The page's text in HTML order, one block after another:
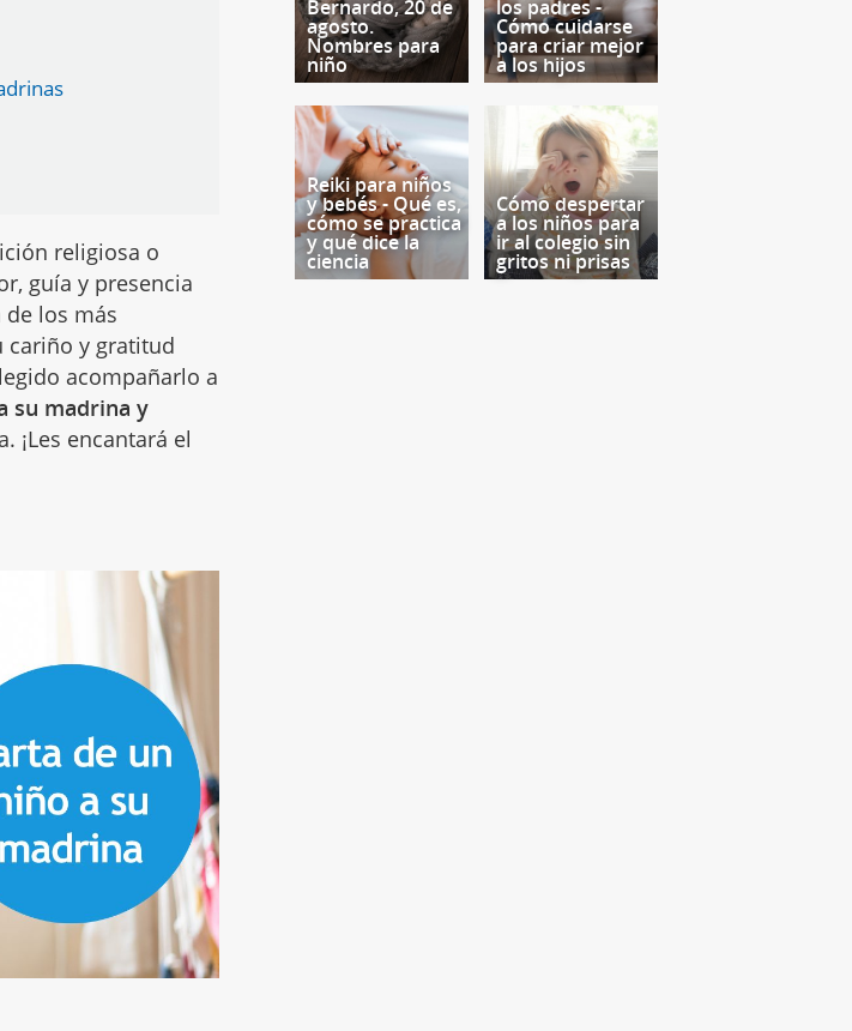
religiosa o
guía y presencia
los más
cariño y gratitud
acompañarlo a
su madrina y
¡Les encantará el
Bernardo, 20 de
agosto.
Nombres para
niño
los padres -
Cómo cuidarse
para criar mejor
a los hijos
Reiki para niños
y bebés - Qué es,
cómo se practica
y qué dice la
ciencia
Cómo despertar
a los niños para
ir al colegio sin
gritos ni prisas